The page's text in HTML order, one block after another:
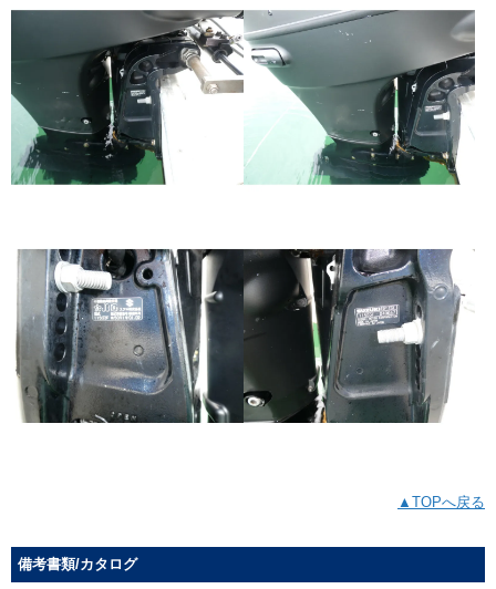
▲TOPへ戻る
備考書類/カタログ